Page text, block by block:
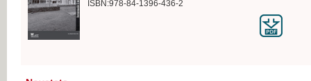
ISBN:978-84-1396-436-2